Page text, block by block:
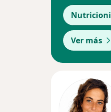
Ver más